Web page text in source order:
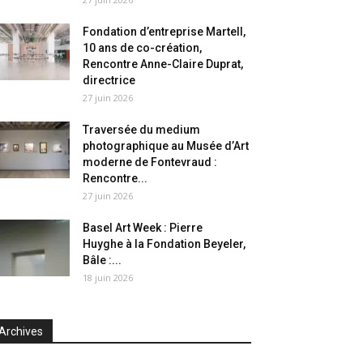
Fondation d’entreprise Martell,
10 ans de co-création,
Rencontre Anne-Claire Duprat,
directrice
27 juin 2026
Traversée du medium
photographique au Musée d’Art
moderne de Fontevraud :
Rencontre...
27 juin 2026
Basel Art Week : Pierre
Huyghe à la Fondation Beyeler,
Bâle :...
18 juin 2026